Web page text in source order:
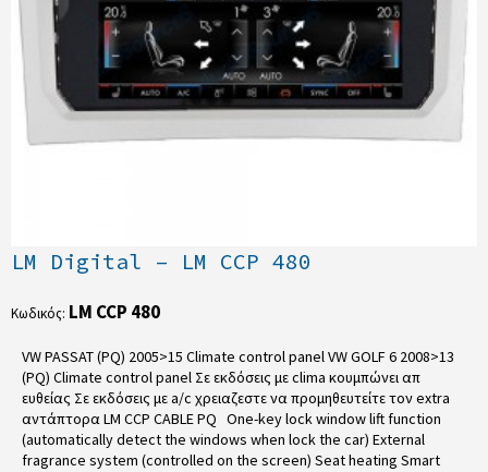
LM Digital – LM CCP 480
Κωδικός: LM CCP 480
VW PASSAT (PQ) 2005>15 Climate control panel VW GOLF 6 2008>13
(PQ) Climate control panel Σε εκδόσεις με clima κουμπώνει απ
ευθείας Σε εκδόσεις με a/c χρειαζεστε να προμηθευτείτε τον extra
αντάπτορα LM CCP CABLE PQ One-key lock window lift function
(automatically detect the windows when lock the car) External
fragrance system (controlled on the screen) Seat heating Smart